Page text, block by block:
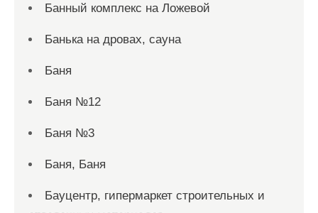
Банный комплекс на Ложевой
Банька на дровах, сауна
Баня
Баня №12
Баня №3
Баня, Баня
Бауцентр, гипермаркет строительных и